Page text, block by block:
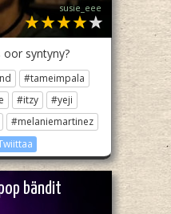
susie_eee
oor syntyny?
#tameimpala
#itzy
#yeji
#melaniemartinez
bändit